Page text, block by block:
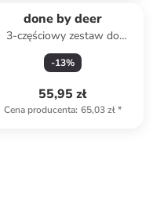
done by deer
3-częściowy zestaw do
piaskownicy "Deer friends" -
12 m+
-13%
55,95 zł
Cena producenta: 65,03 zł*